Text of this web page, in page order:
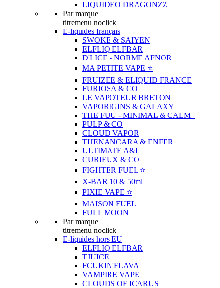
LIQUIDEO DRAGONZZ
Par marque
titremenu noclick
E-liquides français
SWOKE & SAIYEN
ELFLIQ ELFBAR
D'LICE - NORME AFNOR
MA PETITE VAPE ⭐️
FRUIZEE & ELIQUID FRANCE
FURIOSA & CO
LE VAPOTEUR BRETON
VAPORIGINS & GALAXY
THE FUU - MINIMAL & CALM+
PULP & CO
CLOUD VAPOR
THENANCARA & ENFER
ULTIMATE A&L
CURIEUX & CO
FIGHTER FUEL ⭐️
X-BAR 10 & 50ml
PIXIE VAPE ⭐️
MAISON FUEL
FULL MOON
Par marque
titremenu noclick
E-liquides hors EU
ELFLIQ ELFBAR
TJUICE
FCUKIN'FLAVA
VAMPIRE VAPE
CLOUDS OF ICARUS